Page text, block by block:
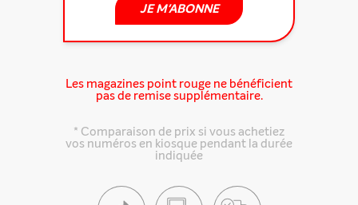
JE M'ABONNE
Les magazines point rouge ne bénéficient
pas de remise supplémentaire.
* Comparaison de prix si vous achetiez
vos numéros en kiosque pendant la durée
indiquée